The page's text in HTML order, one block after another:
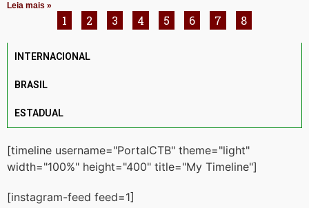
Leia mais »
1 2 3 4 5 6 7 8
INTERNACIONAL
BRASIL
ESTADUAL
[timeline username="PortalCTB" theme="light"
width="100%" height="400" title="My Timeline"]
[instagram-feed feed=1]